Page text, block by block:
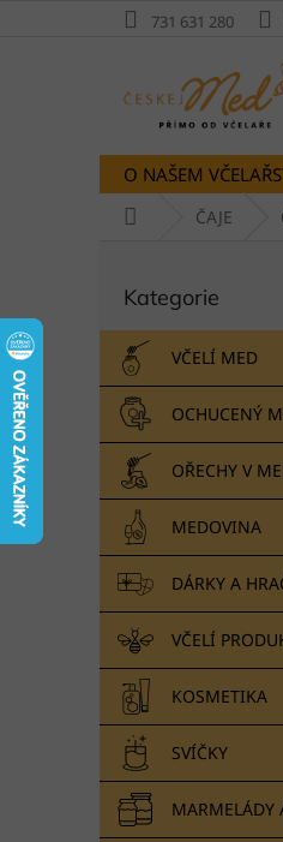
731 631 280
O NAŠEM
ČAJE
t
a
n
p
kategorie
Kategorie
VČELÍ MED
OCHUCENÝ
OŘECHY V
MEDOVINA
DÁRKY A
VČELÍ
KOSMETIKA
SVÍČKY
MARMELÁDY